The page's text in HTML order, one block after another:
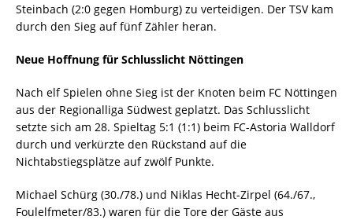
Steinbach (2:0 gegen Homburg) zu verteidigen. Der TSV kam
durch den Sieg auf fünf Zähler heran.
Neue Hoffnung für Schlusslicht Nöttingen
Nach elf Spielen ohne Sieg ist der Knoten beim FC Nöttingen
aus der Regionalliga Südwest geplatzt. Das Schlusslicht
setzte sich am 28. Spieltag 5:1 (1:1) beim FC-Astoria Walldorf
durch und verkürzte den Rückstand auf die
Nichtabstiegsplätze auf zwölf Punkte.
Michael Schürg (30./78.) und Niklas Hecht-Zirpel (64./67.,
Foulelfmeter/83.) waren für die Tore der Gäste aus